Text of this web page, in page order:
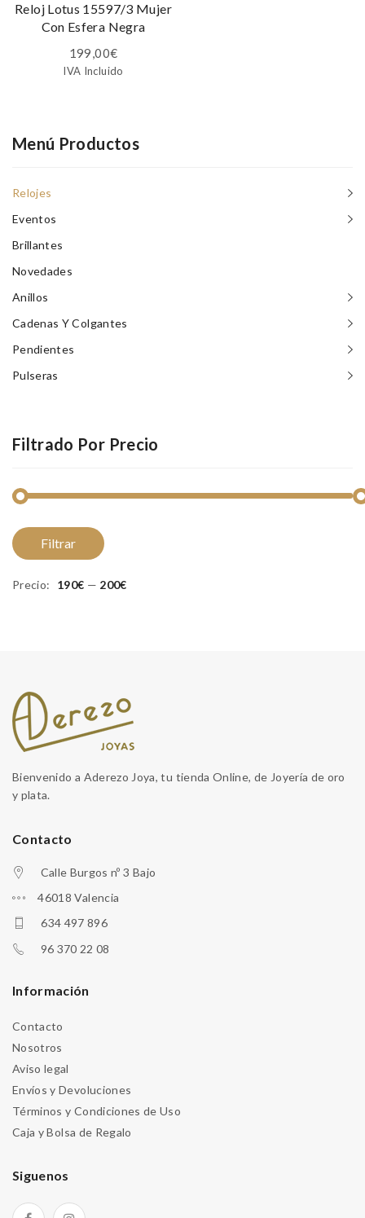
Reloj Lotus 15597/3 Mujer
Con Esfera Negra
199,00€
IVA Incluido
Menú Productos
Relojes
Eventos
Brillantes
Novedades
Anillos
Cadenas Y Colgantes
Pendientes
Pulseras
Filtrado Por Precio
Filtrar
Precio: 190€ — 200€
Bienvenido a Aderezo Joya, tu tienda Online, de Joyería de oro
y plata.
Contacto
Calle Burgos nº 3 Bajo
46018 Valencia
634 497 896
96 370 22 08
Información
Contacto
Nosotros
Aviso legal
Envíos y Devoluciones
Términos y Condiciones de Uso
Caja y Bolsa de Regalo
Siguenos